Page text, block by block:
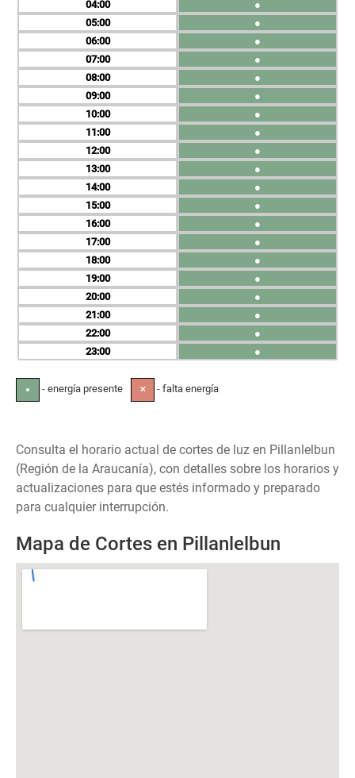
04
05
06
07
08
09
10
11
12
13
14
15
16
17
18
19
20
21
22
23
●
●
●
●
●
●
●
●
●
●
●
●
●
●
●
●
●
●
●
●
● - energía presente ✕ - falta energía
Consulta el horario actual de cortes de luz en Pillanlelbun
(Región de la Araucanía), con detalles sobre los horarios y
actualizaciones para que estés informado y preparado
para cualquier interrupción.
Mapa de Cortes en Pillanlelbun